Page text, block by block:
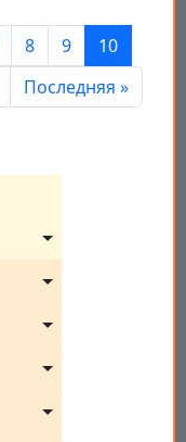
Страница
8 Страница
9 Страница
10
страница
Последняя
Последняя »